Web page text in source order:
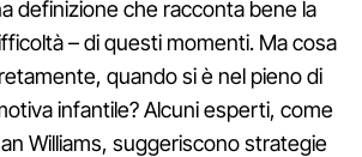
definizione che racconta bene la
– di questi momenti. Ma cosa
quando si è nel pieno di
infantile? Alcuni esperti, come
Williams, suggeriscono strategie